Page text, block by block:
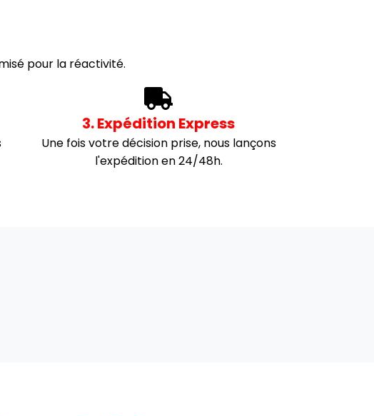
pour la réactivité.
3. Expédition Express
Une fois votre décision prise, nous lançons
l'expédition en 24/48h.